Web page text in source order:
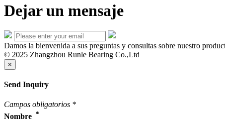
Dejar un mensaje
Damos la bienvenida a sus preguntas y consultas sobre nuestro
© 2025 Zhangzhou Runle Bearing Co.,Ltd
×
Send Inquiry
Campos obligatorios *
Nombre *